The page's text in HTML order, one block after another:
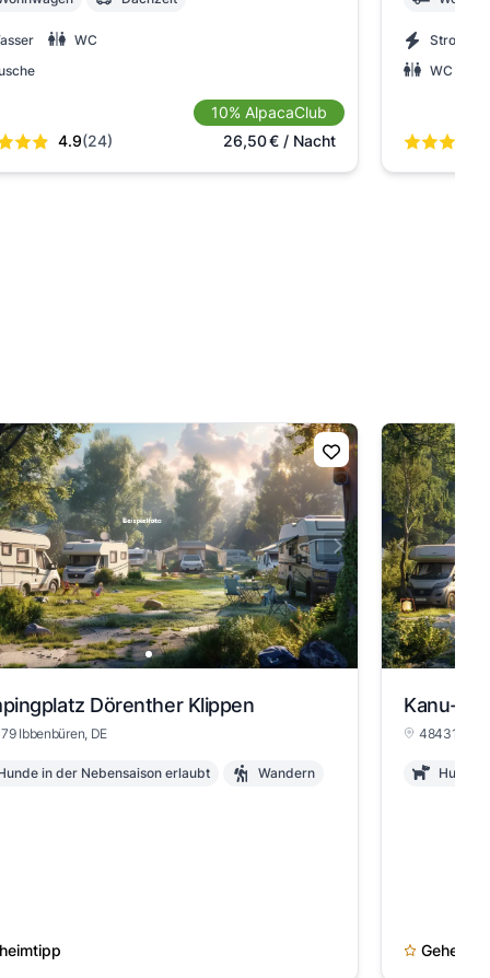
WC
4.9(24)
10% AlpacaClub
26,50€ / Nacht
Strom
WC
Dörenther Klippen
Ibbenbüren, DE
in der Nebensaison erlaubt Wandern
Kanu-
48431
Hunde